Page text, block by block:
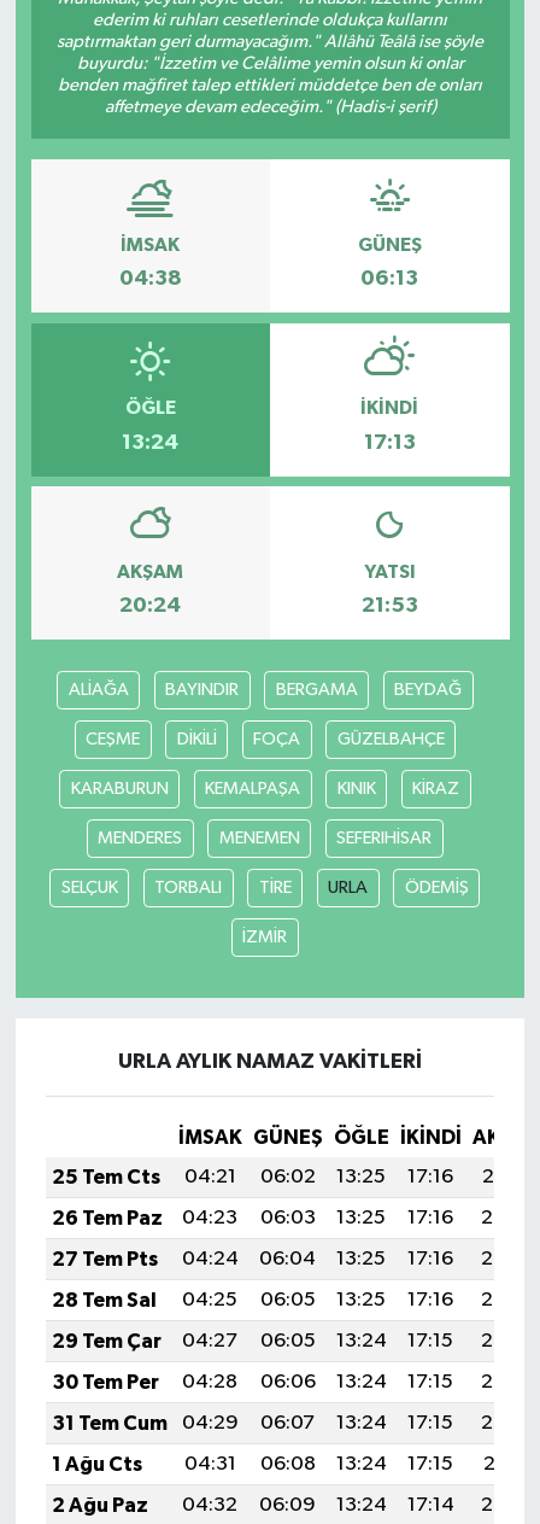
ederim ki ruhları cesetlerinde oldukça kullarını
saptırmaktan geri durmayacağım." Allâhü Teâlâ ise şöyle
buyurdu: "İzzetim ve Celâlime yemin olsun ki onlar
benden mağfiret talep ettikleri müddetçe ben de onları
affetmeye devam edeceğim." (Hadis-i şerif)
İMSAK
04:38
GÜNEŞ
06:13
ÖĞLE
13:24
İKINDI
17:13
AKŞAM
20:24
YATSI
21:53
ALİAĞA BAYINDIR BERGAMA BEYDAĞ
CEŞME DİKİLİ FOÇA GÜZELBAHÇE
KARABURUN KEMALPAŞA KINIK KİRAZ
MENDERES MENEMEN SEFERIHİSAR
SELÇUK TORBALI TİRE URLA ÖDEMİŞ
İZMİR
URLA AYLIK NAMAZ VAKITLERI
İMSAK GÜNEŞ ÖĞLE İKINDI
25 Tem Cts
04:21 06:02 13:25 17:16
20:37
26 Tem Paz
04:23 06:03 13:25 17:16
20:36
27 Tem Pts
04:24 06:04 13:25 17:16
20:35
28 Tem Sal
04:25 06:05 13:25 17:16
20:34
29 Tem Çar
04:27 06:05 13:24 17:15
20:34
30 Tem Per
04:28 06:06 13:24 17:15
20:33
31 Tem Cum
04:29 06:07 13:24 17:15
20:32
1 Ağu Cts
04:31 06:08 13:24 17:15
20:31
2 Ağu Paz
04:32 06:09 13:24 17:14
20:30
Siyaset
Teknoloji
Kültür Sanat
Hasköy
Korkut
Bulanık
Malazgirt